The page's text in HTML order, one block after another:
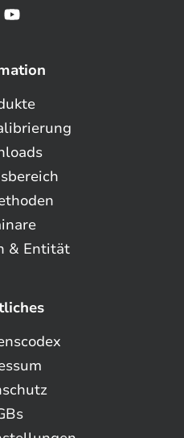
& Entität